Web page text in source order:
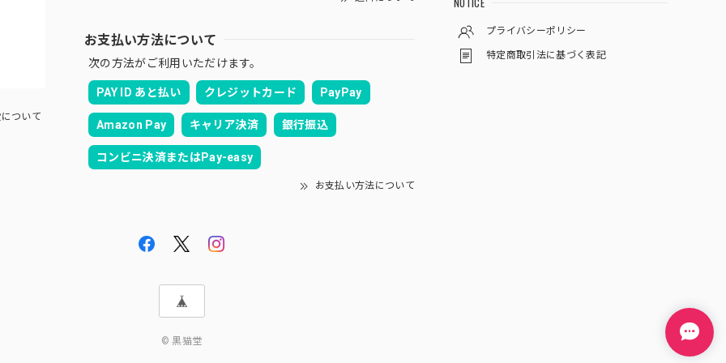
ついて
お支払い方法について
次の方法がご利用いただけます。
PAY ID あと払い クレジットカード PayPay
Amazon Pay キャリア決済 銀行振込
コンビニ決済またはPay-easy
お支払い方法について
プライバシーポリシー
特定商取引法に基づく表記
© 黒猫堂